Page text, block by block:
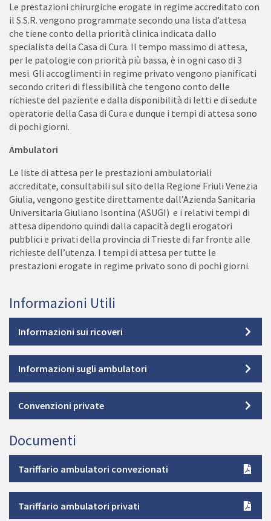
Le prestazioni chirurgiche erogate in regime accreditato con
il S.S.R. vengono programmate secondo una lista d’attesa
che tiene conto della priorità clinica indicata dallo
specialista della Casa di Cura. Il tempo massimo di attesa,
per le patologie con priorità più bassa, è in ogni caso di 3
mesi. Gli accoglimenti in regime privato vengono pianificati
secondo criteri di flessibilità che tengono conto delle
richieste del paziente e dalla disponibilità di letti e di sedute
operatorie della Casa di Cura e dunque i tempi di attesa sono
di pochi giorni.
Ambulatori
Le liste di attesa per le prestazioni ambulatoriali
accreditate, consultabili sul sito della Regione Friuli Venezia
Giulia, vengono gestite direttamente dall’Azienda Sanitaria
Universitaria Giuliano Isontina (ASUGI) e i relativi tempi di
attesa dipendono quindi dalla capacità degli erogatori
pubblici e privati della provincia di Trieste di far fronte alle
richieste dell’utenza. I tempi di attesa per tutte le
prestazioni erogate in regime privato sono di pochi giorni.
Informazioni Utili
Informazioni sui ricoveri
Informazioni sugli ambulatori
Convenzioni private
Documenti
Tariffario ambulatori convezionati
Tariffario ambulatori privati